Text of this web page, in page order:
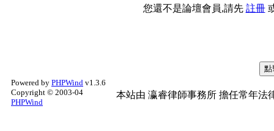
您還不是論壇會員,請先 註冊
Powered by PHPWind v1.3.6
Copyright © 2003-04
PHPWind
本站由 瀛睿律師事務所 擔任常年法